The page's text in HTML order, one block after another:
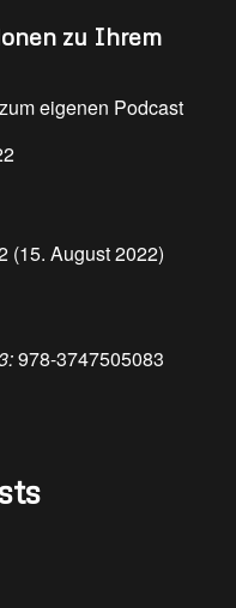
zu Ihrem
eigenen Podcast
(15. August 2022)
978-3747505083